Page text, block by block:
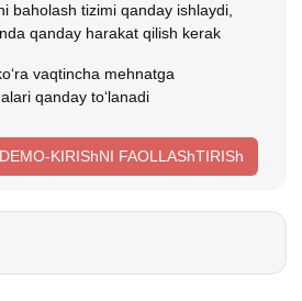
baholash tizimi qanday ishlaydi,
qanday harakat qilish kerak
vaqtincha mehnatga
qanday toʻlanadi
DEMO-KIRIShNI FAOLLAShTIRISh